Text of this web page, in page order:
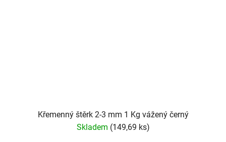
Křemenný štěrk 2-3 mm 1 Kg vážený černý
Skladem (149,69 ks)